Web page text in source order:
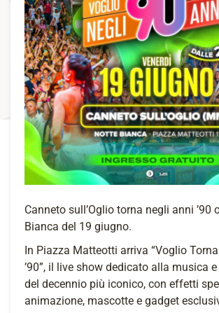
Canneto sull’Oglio torna negli anni ’90
Bianca del 19 giugno.
In Piazza Matteotti arriva “Voglio
’90”, il live show dedicato alla musica
del decennio più iconico, con effetti
animazione, mascotte e gadget